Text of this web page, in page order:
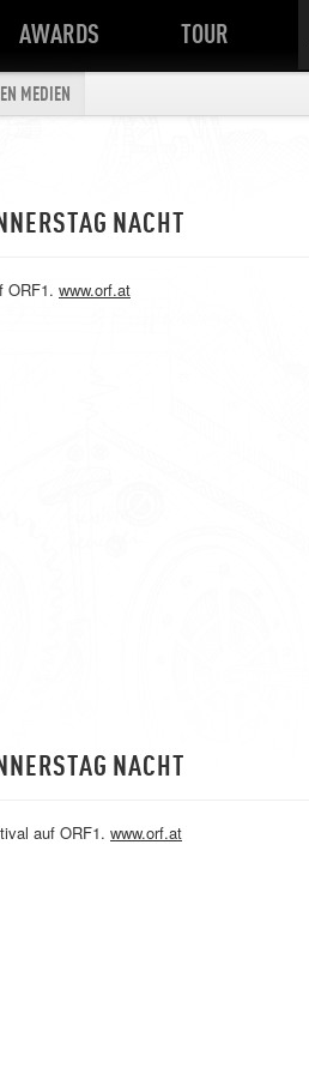
AWARDS TOUR
MEDIEN
NACHT
ORF1. www.orf.at
NACHT
auf ORF1. www.orf.at